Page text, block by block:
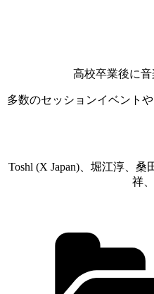
高校卒業後に
多数のセッションイベント
Toshl (X Japan)、堀江淳、
祥